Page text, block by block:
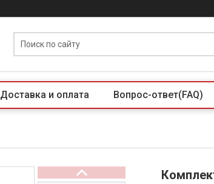
Доставка и оплата Вопрос-ответ(FAQ)